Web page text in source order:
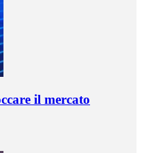
il mercato